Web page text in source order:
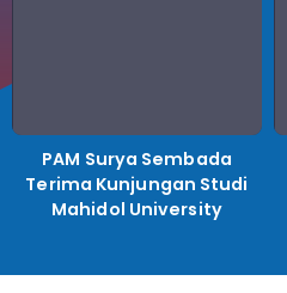
PAM Surya Sembada
Terima Kunjungan Studi
Mahidol University